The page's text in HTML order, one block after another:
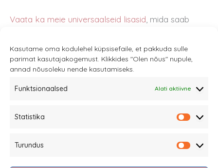
Kasutame oma kodulehel küpsisefaile, et pakkuda sulle
parimat kasutajakogemust. Klikkides "Olen nõus" nupule,
annad nõusoleku nende kasutamiseks.
Funktsionaalsed Alati aktiivne
Statistika
Turundus
Vaata ka meie universaalseid lisasid , mida saab
Müügitingimused